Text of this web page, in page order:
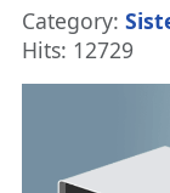
Details
Category:
Hits: 12729